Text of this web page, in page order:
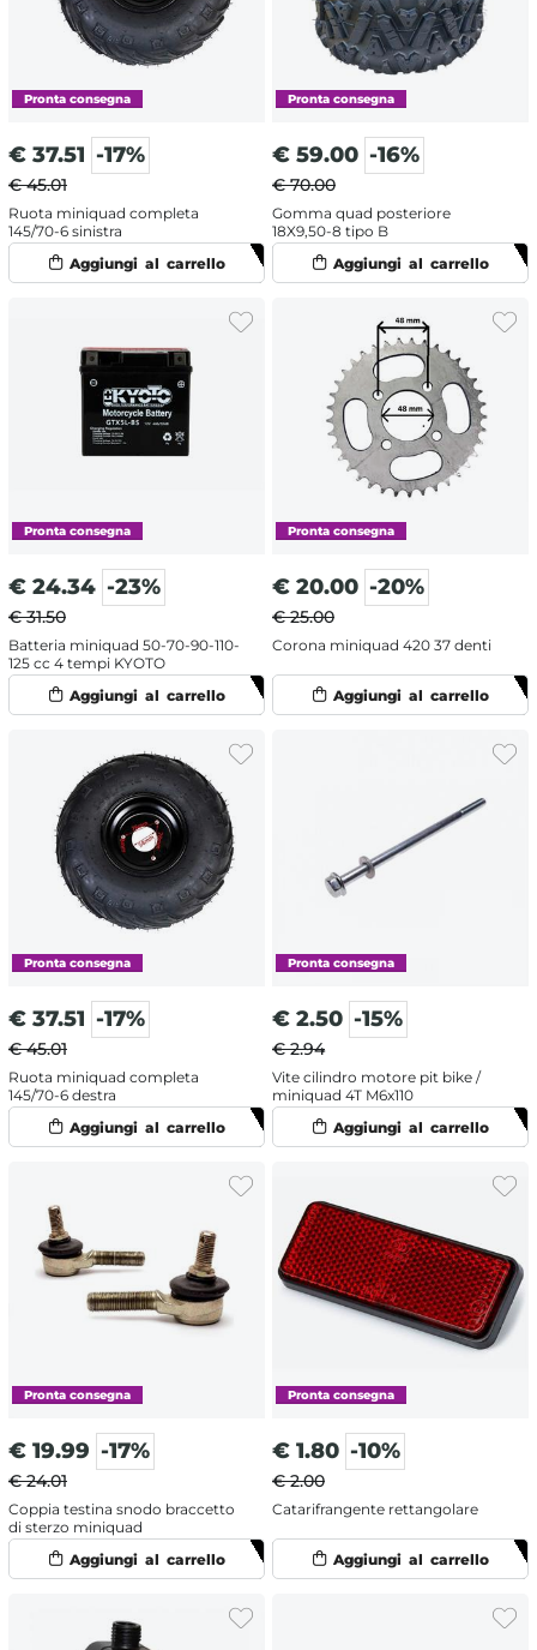
€ 37.51 -17%
€ 45.01
Ruota miniquad completa
145/70-6 sinistra
€ 59.00 -16%
€ 70.00
Gomma quad posteriore
18X9,50-8 tipo B
€ 24.34 -23%
€ 31.50
Batteria miniquad 50-70-90-110-
125 cc 4 tempi KYOTO
€ 20.00 -20%
€ 25.00
Corona miniquad 420 37 denti
€ 37.51 -17%
€ 45.01
Ruota miniquad completa
145/70-6 destra
€ 2.50 -15%
€ 2.94
Vite cilindro motore pit bike /
miniquad 4T M6x110
€ 19.99 -17%
€ 24.01
Coppia testina snodo braccetto
di sterzo miniquad
€ 1.80 -10%
€ 2.00
Catarifrangente rettangolare